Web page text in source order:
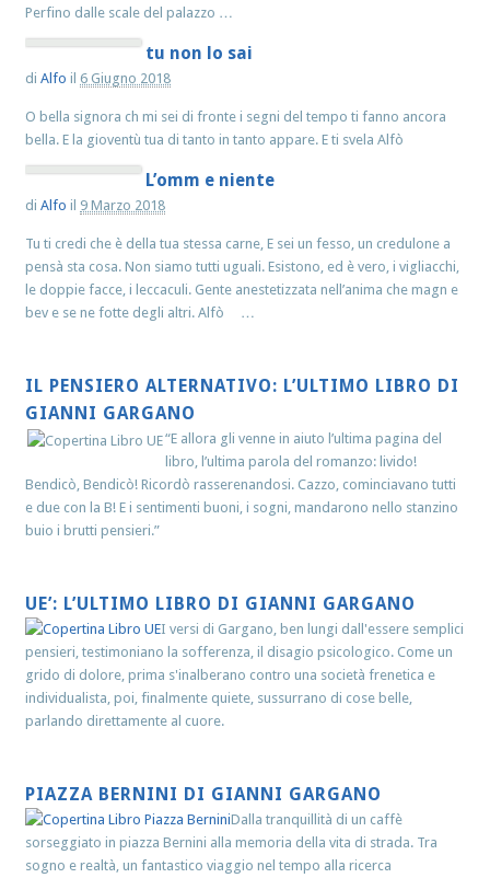
Perfino dalle scale del palazzo …
tu non lo sai
diAlfo il 6 Giugno 2018
O bella signora ch mi sei di fronte i segni del tempo ti fanno ancora
bella. E la gioventù tua di tanto in tanto appare. E ti svela Alfò
L’omm e niente
diAlfo il 9 Marzo 2018
Tu ti credi che è della tua stessa carne, E sei un fesso, un credulone a
pensà sta cosa. Non siamo tutti uguali. Esistono, ed è vero, i vigliacchi,
le doppie facce, i leccaculi. Gente anestetizzata nell’anima che magn e
bev e se ne fotte degli altri. Alfò …
IL PENSIERO ALTERNATIVO: L’ULTIMO LIBRO DI
GIANNI GARGANO
“E allora gli venne in aiuto l’ultima pagina del
libro, l’ultima parola del romanzo: livido!
Bendicò, Bendicò! Ricordò rasserenandosi. Cazzo, cominciavano tutti
e due con la B! E i sentimenti buoni, i sogni, mandarono nello stanzino
buio i brutti pensieri.”
UE’: L’ULTIMO LIBRO DI GIANNI GARGANO
I versi di Gargano, ben lungi dall'essere semplici
pensieri, testimoniano la sofferenza, il disagio psicologico. Come un
grido di dolore, prima s'inalberano contro una società frenetica e
individualista, poi, finalmente quiete, sussurrano di cose belle,
parlando direttamente al cuore.
PIAZZA BERNINI DI GIANNI GARGANO
Dalla tranquillità di un caffè
sorseggiato in piazza Bernini alla memoria della vita di strada. Tra
sogno e realtà, un fantastico viaggio nel tempo alla ricerca